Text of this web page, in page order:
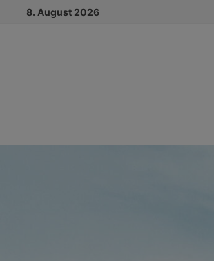
8. August 2026